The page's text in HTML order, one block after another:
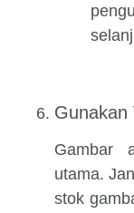
Gunakan
Gambar
utama.
stok